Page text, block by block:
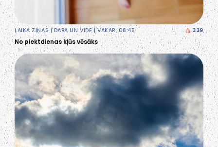
LAIKA ZIŅAS|DABA UN VIDE| VAKAR, 08:45 339
No piektdienas kļūs vēsāks